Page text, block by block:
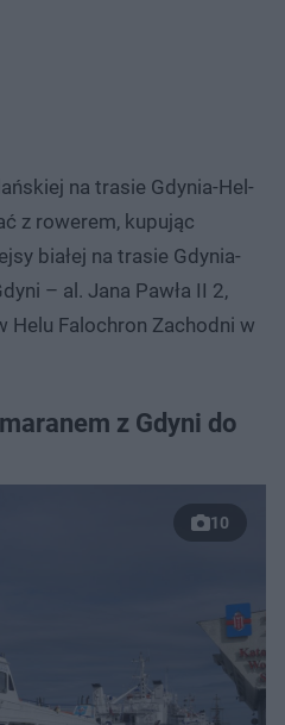
na trasie Gdynia-Hel-
z rowerem, kupując
białej na trasie Gdynia-
– al. Jana Pawła II 2,
Helu Falochron Zachodni w
z Gdyni do
10